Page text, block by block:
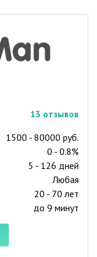
13 отзывов
1500 - 80000 руб.
0 - 0.8%
5 - 126 дней
Любая
20 - 70 лет
до 9 минут